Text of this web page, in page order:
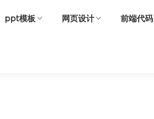
ppt模板 网页设计 前端代码